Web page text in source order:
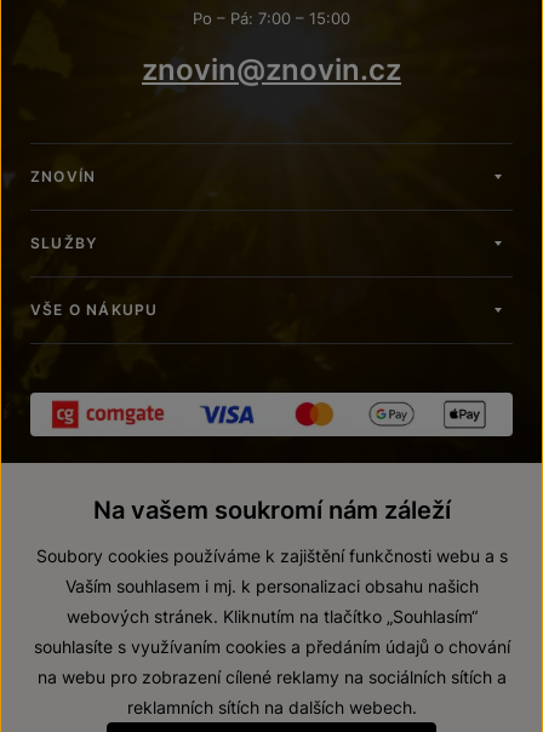
Po – Pá: 7:00 – 15:00
znovin@znovin.cz
ZNOVÍN
SLUŽBY
VŠE O NÁKUPU
© 2026 ZNOVÍN ZNOJMO, a. s.
Prohlášení o přístupnosti
Na vašem soukromí nám záleží
Soubory cookies používáme k zajištění funkčnosti webu a s
Vaším souhlasem i mj. k personalizaci obsahu našich
webových stránek. Kliknutím na tlačítko „Souhlasím“
souhlasíte s využívaním cookies a předáním údajů o chování
na webu pro zobrazení cílené reklamy na sociálních sítích a
reklamních sítích na dalších webech.